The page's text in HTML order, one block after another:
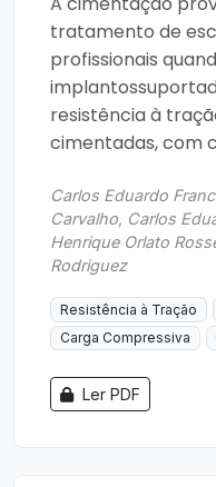
tratamento de
profissionais
resistência à
cimentadas, com
Carlos Eduardo
Carvalho, Carlos
Henrique Orlato
Rodriguez
Resistência à Tração
Carga Compressiva
Ler PDF